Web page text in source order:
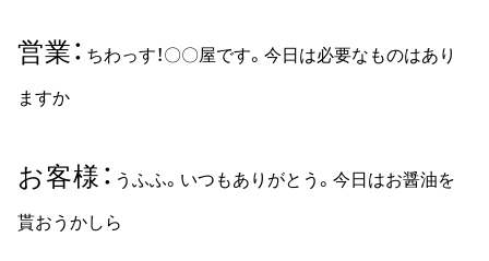
営業 ちわっす！〇〇屋です。今日は必要なものはあり
ますか
お客様 うふふ。いつもありがとう。今日はお醤油を
貰おうかしら